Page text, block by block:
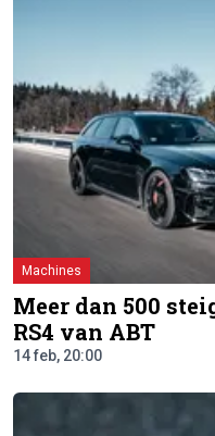
Machines
Meer dan 500
RS4 van ABT
14 feb, 20:00